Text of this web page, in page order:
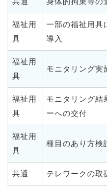
福祉用
具
一部の福祉用具
導入
福祉用
具
モニタリング実
福祉用
具
モニタリング結
ーへの交付
福祉用
具
種目のあり方検
共通 テレワークの取